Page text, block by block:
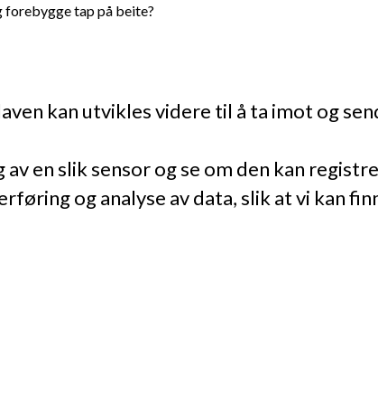
forebygge tap på beite?
kan utvikles videre til å ta imot og
en slik sensor og se om den kan
og analyse av data, slik at vi kan